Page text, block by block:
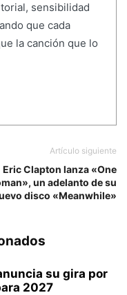
sensibilidad
que cada
la canción que lo
Artículo siguiente
Eric Clapton lanza «One
un adelanto de su
disco «Meanwhile»
su gira por
2027